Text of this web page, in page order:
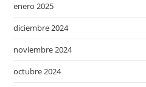
enero 2025
diciembre 2024
noviembre 2024
octubre 2024